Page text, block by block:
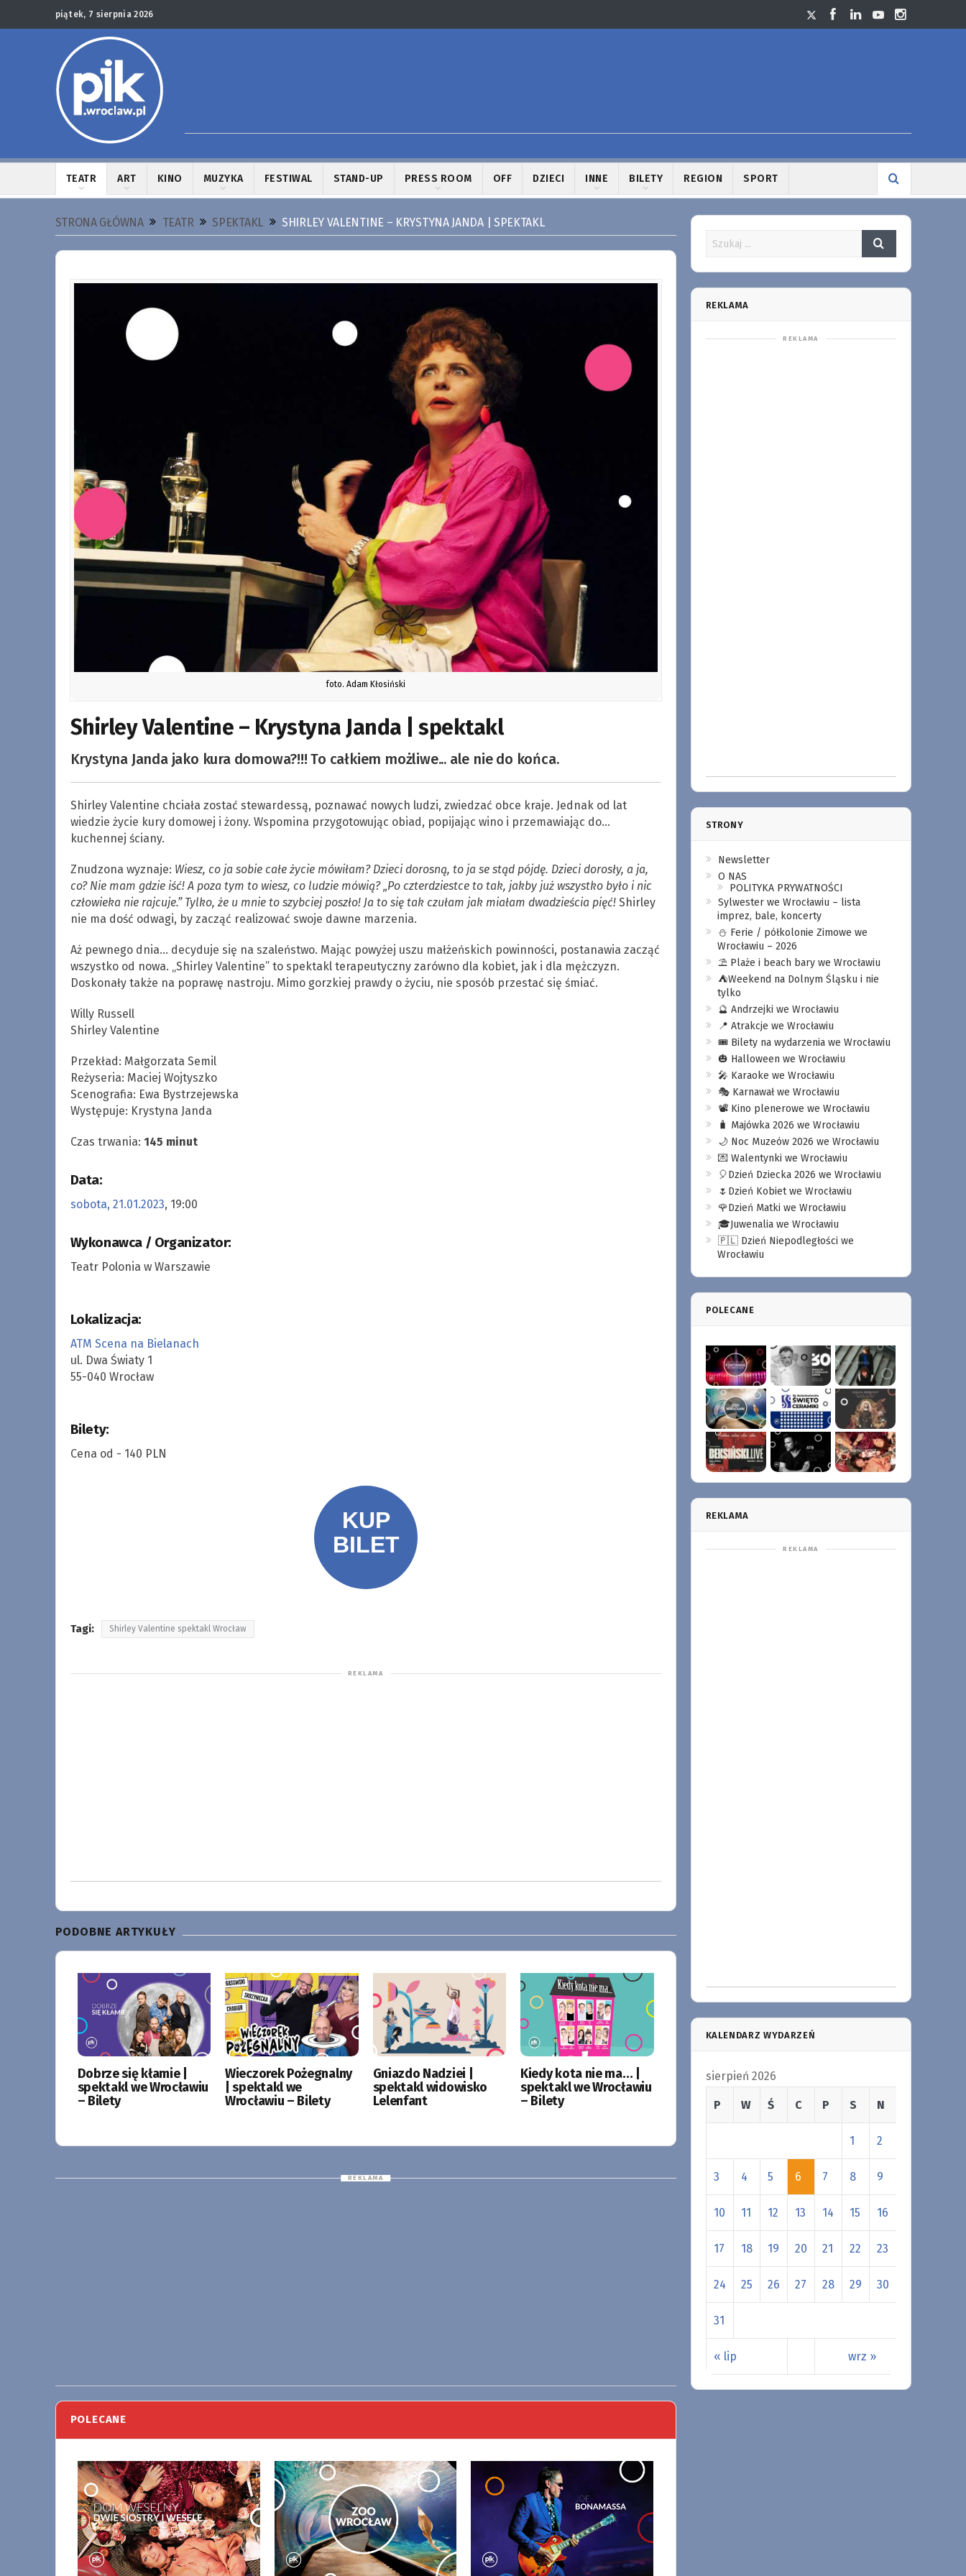
piątek, 7 sierpnia 2026
TEATR ART KINO MUZYKA FESTIWAL STAND-UP PRESS ROOM OFF DZIECI INNE BILETY REGION SPORT
STRONA GŁÓWNA TEATR SPEKTAKL SHIRLEY VALENTINE – KRYSTYNA JANDA | SPEKTAKL
foto. Adam Kłosiński
Shirley Valentine – Krystyna Janda | spektakl
Krystyna Janda jako kura domowa?!!! To całkiem możliwe... ale nie do końca.
Shirley Valentine chciała zostać stewardessą, poznawać nowych ludzi, zwiedzać obce kraje. Jednak od lat
wiedzie życie kury domowej i żony. Wspomina przygotowując obiad, popijając wino i przemawiając do…
kuchennej ściany.
Znudzona wyznaje: Wiesz, co ja sobie całe życie mówiłam? Dzieci dorosną, to ja se stąd pójdę. Dzieci dorosły, a ja,
co? Nie mam gdzie iść! A poza tym to wiesz, co ludzie mówią? „Po czterdziestce to tak, jakby już wszystko było i nic
człowieka nie rajcuje.” Tylko, że u mnie to szybciej poszło! Ja to się tak czułam jak miałam dwadzieścia pięć! Shirley
nie ma dość odwagi, by zacząć realizować swoje dawne marzenia.
Aż pewnego dnia… decyduje się na szaleństwo. Mając powyżej uszu małżeńskich powinności, postanawia zacząć
wszystko od nowa. „Shirley Valentine” to spektakl terapeutyczny zarówno dla kobiet, jak i dla mężczyzn.
Doskonały także na poprawę nastroju. Mimo gorzkiej prawdy o życiu, nie sposób przestać się śmiać.
Willy Russell
Shirley Valentine
Przekład: Małgorzata Semil
Reżyseria: Maciej Wojtyszko
Scenografia: Ewa Bystrzejewska
Występuje: Krystyna Janda
Czas trwania: 145 minut
Data:
sobota, 21.01.2023, 19:00
Wykonawca / Organizator:
Teatr Polonia w Warszawie
Lokalizacja:
ATM Scena na Bielanach
ul. Dwa Światy 1
55-040 Wrocław
Bilety:
Cena od - 140 PLN
Tagi: Shirley Valentine spektakl Wrocław
PODOBNE ARTYKUŁY
Dobrze się kłamie |
spektakl we Wrocławiu
– Bilety
Wieczorek Pożegnalny
| spektakl we
Wrocławiu – Bilety
Gniazdo Nadziei |
spektakl widowisko
Lelenfant
Kiedy kota nie ma… |
spektakl we Wrocławiu
– Bilety
POLECANE
REKLAMA
STRONY
Newsletter
O NAS
POLITYKA PRYWATNOŚCI
Sylwester we Wrocławiu – lista
imprez, bale, koncerty
⛄️ Ferie / półkolonie Zimowe we
Wrocławiu – 2026
⛱️ Plaże i beach bary we Wrocławiu
⛺️Weekend na Dolnym Śląsku i nie
tylko
🔮 Andrzejki we Wrocławiu
📍 Atrakcje we Wrocławiu
🎟️ Bilety na wydarzenia we Wrocławiu
🎃 Halloween we Wrocławiu
🎤 Karaoke we Wrocławiu
🎭 Karnawał we Wrocławiu
📽️ Kino plenerowe we Wrocławiu
🧳 Majówka 2026 we Wrocławiu
🌙 Noc Muzeów 2026 we Wrocławiu
💌 Walentynki we Wrocławiu
🎈Dzień Dziecka 2026 we Wrocławiu
🌷Dzień Kobiet we Wrocławiu
🌹Dzień Matki we Wrocławiu
🎓Juwenalia we Wrocławiu
🇵🇱 Dzień Niepodległości we
Wrocławiu
POLECANE
REKLAMA
KALENDARZ WYDARZEŃ
sierpień 2026
P W Ś C P S N
« lip wrz »
1 2
3 4 5 6 7 8 9
10 11 12 13 14 15 16
17 18 19 20 21 22 23
24 25 26 27 28 29 30
31